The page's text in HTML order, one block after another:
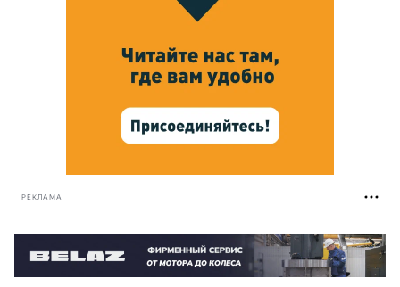
РЕКЛАМА